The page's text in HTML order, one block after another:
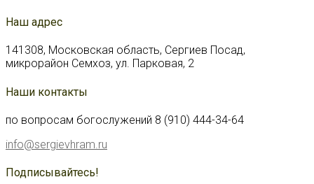
Наш адрес
141308, Московская область, Сергиев Посад,
микрорайон Семхоз, ул. Парковая, 2
Наши контакты
по вопросам богослужений 8 (910) 444-34-64
info@sergievhram.ru
Подписывайтесь!